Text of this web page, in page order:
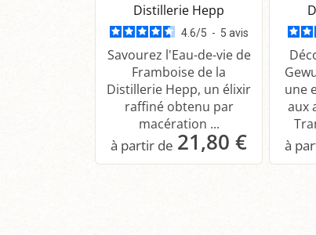
Distillerie Hepp
4.6/5 - 5 avis
Savourez l'Eau-de-vie de
Framboise de la
Distillerie Hepp, un élixir
raffiné obtenu par
macération ...
21,80 €
une
aux